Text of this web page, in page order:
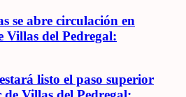
se abre circulación en
Villas del Pedregal:
listo el paso superior